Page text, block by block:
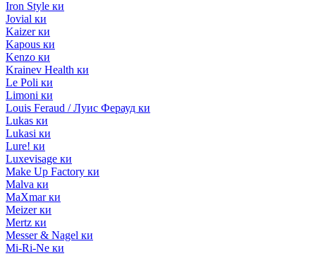
Iron Style ки
Jovial ки
Kaizer ки
Kapous ки
Kenzo ки
Krainev Health ки
Le Poli ки
Limoni ки
Louis Feraud / Луис Ферауд ки
Lukas ки
Lukasi ки
Lure! ки
Luxevisage ки
Make Up Factory ки
Malva ки
MaXmar ки
Meizer ки
Mertz ки
Messer & Nagel ки
Mi-Ri-Ne ки